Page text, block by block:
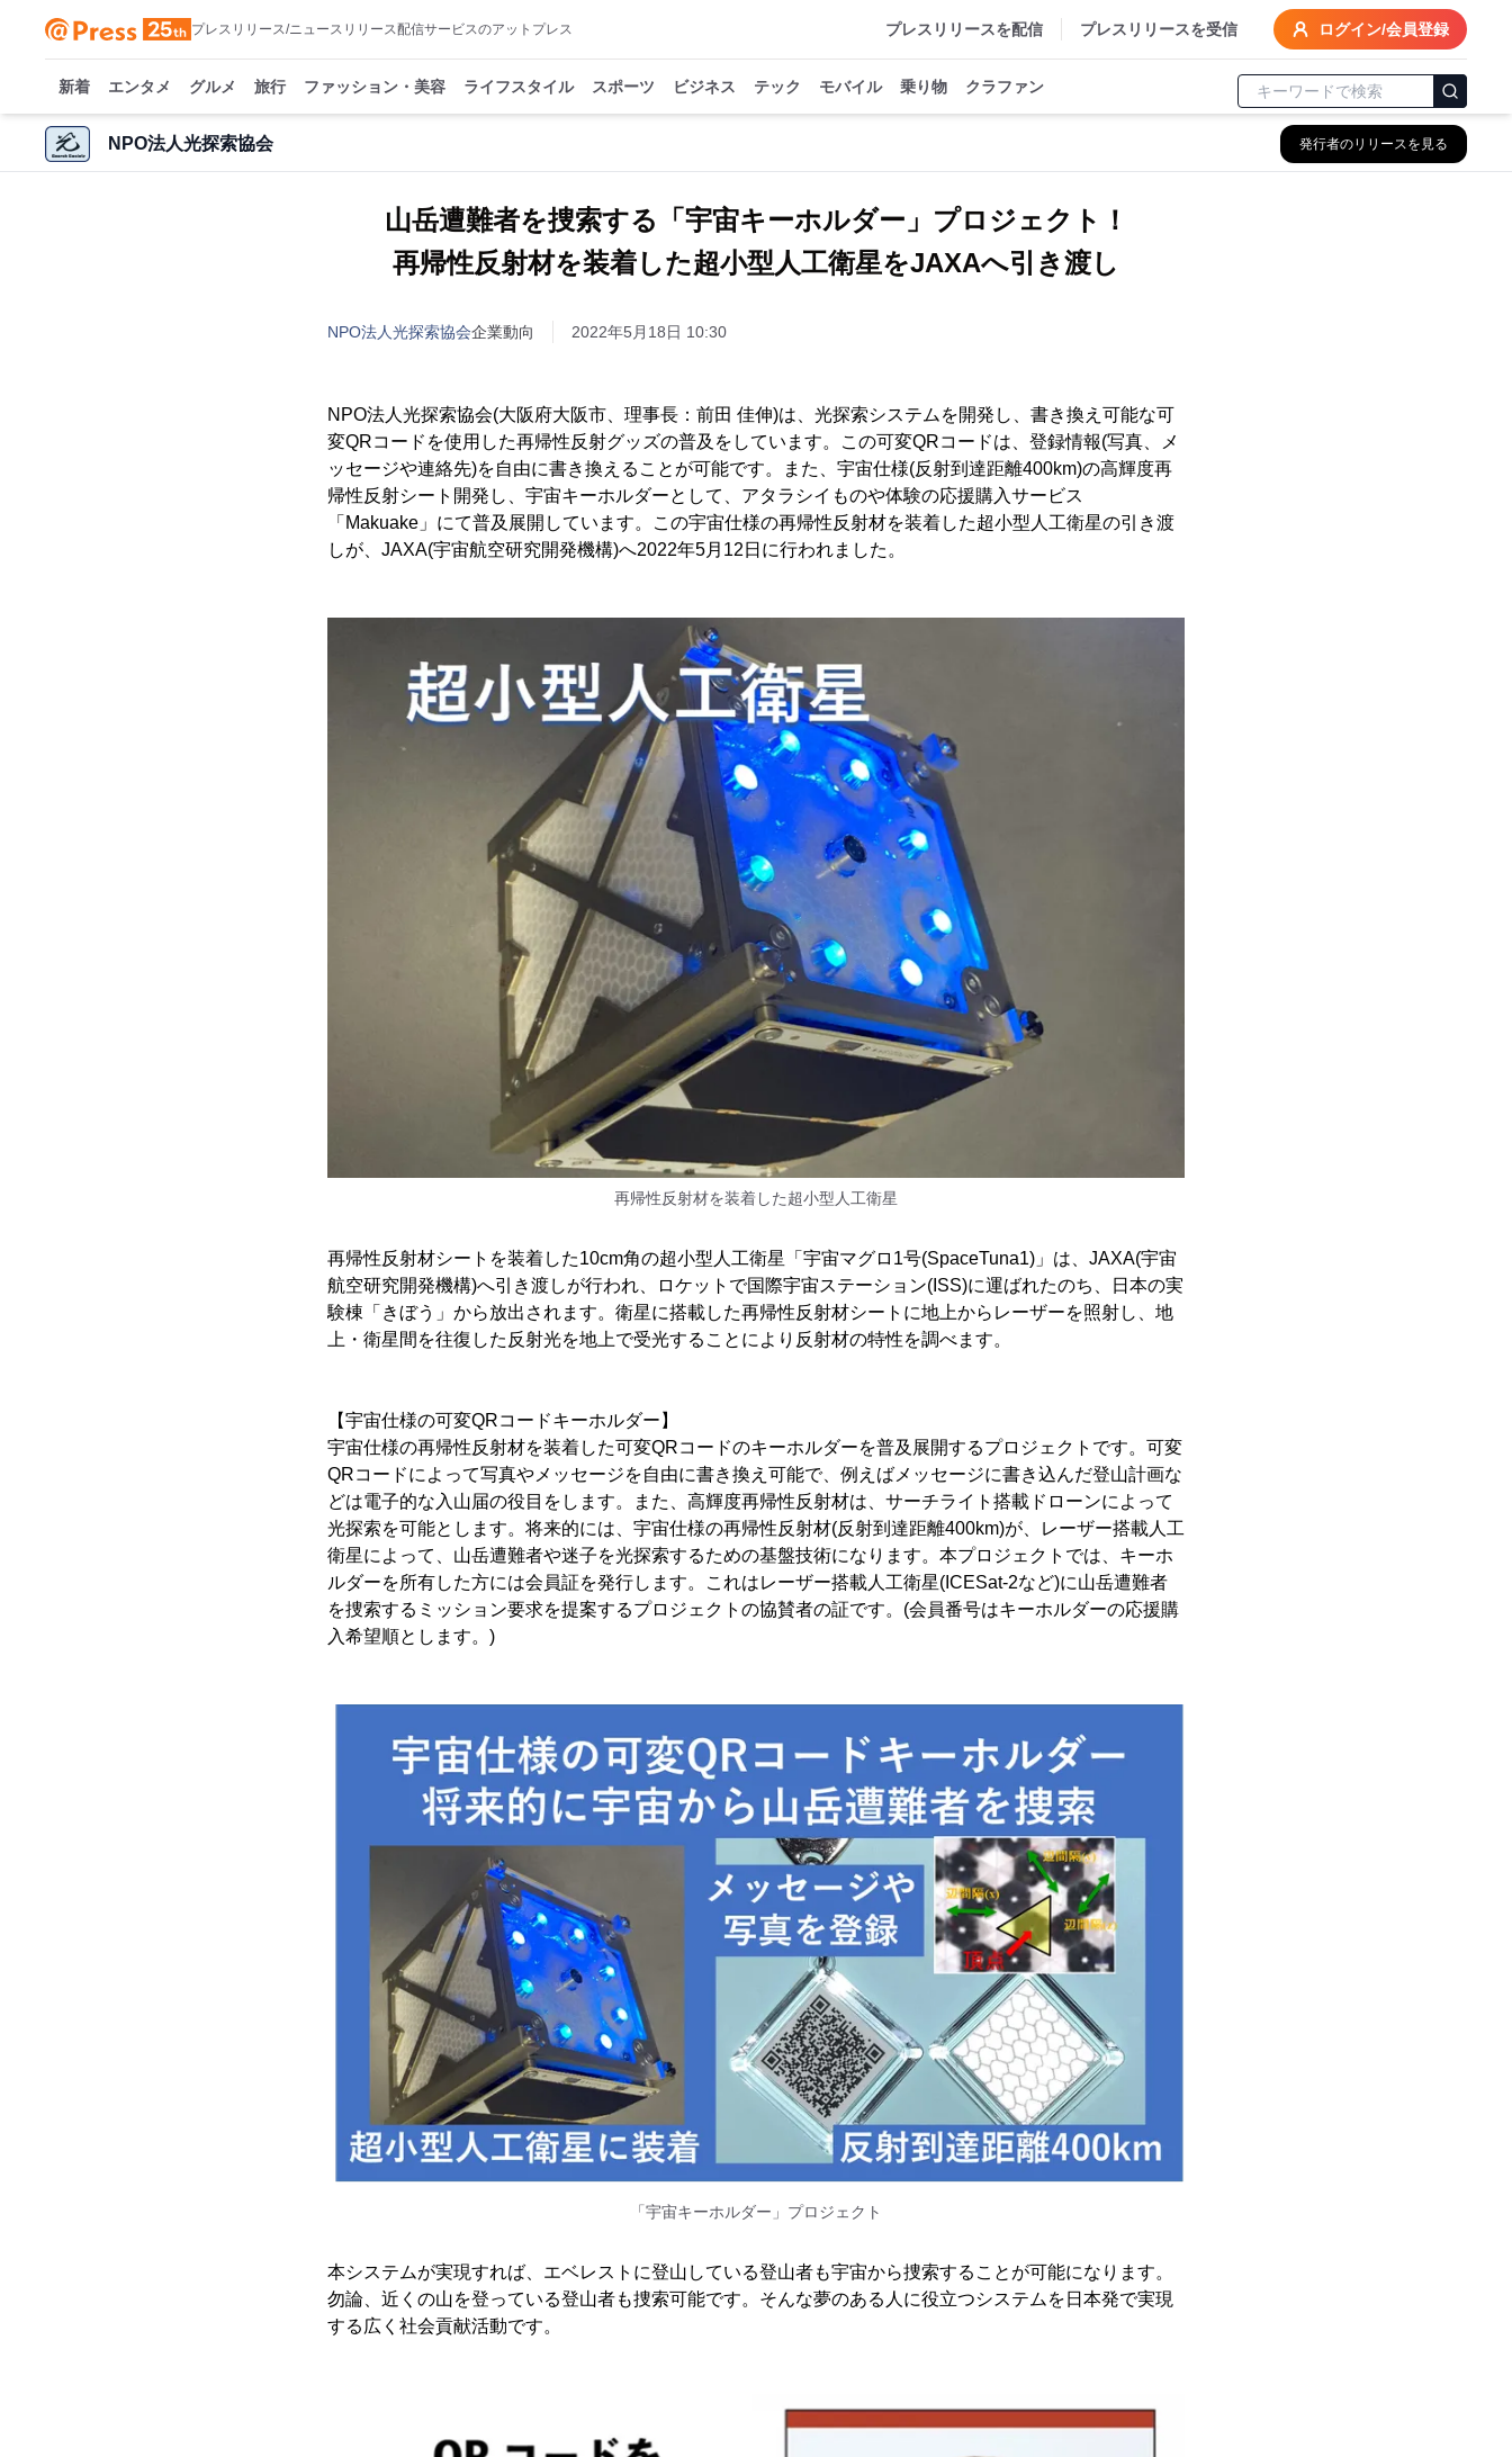
プレスリリース/ニュースリリース配信サービスのアットプレス プレスリリースを配信 プレスリリースを受信 ログイン/会員登録
新着 エンタメ グルメ 旅行 ファッション・美容 ライフスタイル スポーツ ビジネス テック モバイル 乗り物 クラファン
NPO法人光探索協会 発行者のリリースを見る
山岳遭難者を捜索する「宇宙キーホルダー」プロジェクト！
再帰性反射材を装着した超小型人工衛星をJAXAへ引き渡し
NPO法人光探索協会企業動向 2022年5月18日 10:30
NPO法人光探索協会(大阪府大阪市、理事長：前田 佳伸)は、光探索システムを開発し、書き換え可能な可
変QRコードを使用した再帰性反射グッズの普及をしています。この可変QRコードは、登録情報(写真、メ
ッセージや連絡先)を自由に書き換えることが可能です。また、宇宙仕様(反射到達距離400km)の高輝度再
帰性反射シート開発し、宇宙キーホルダーとして、アタラシイものや体験の応援購入サービス
「Makuake」にて普及展開しています。この宇宙仕様の再帰性反射材を装着した超小型人工衛星の引き渡
しが、JAXA(宇宙航空研究開発機構)へ2022年5月12日に行われました。
再帰性反射材を装着した超小型人工衛星
再帰性反射材シートを装着した10cm角の超小型人工衛星「宇宙マグロ1号(SpaceTuna1)」は、JAXA(宇宙
航空研究開発機構)へ引き渡しが行われ、ロケットで国際宇宙ステーション(ISS)に運ばれたのち、日本の実
験棟「きぼう」から放出されます。衛星に搭載した再帰性反射材シートに地上からレーザーを照射し、地
上・衛星間を往復した反射光を地上で受光することにより反射材の特性を調べます。
【宇宙仕様の可変QRコードキーホルダー】
宇宙仕様の再帰性反射材を装着した可変QRコードのキーホルダーを普及展開するプロジェクトです。可変
QRコードによって写真やメッセージを自由に書き換え可能で、例えばメッセージに書き込んだ登山計画な
どは電子的な入山届の役目をします。また、高輝度再帰性反射材は、サーチライト搭載ドローンによって
光探索を可能とします。将来的には、宇宙仕様の再帰性反射材(反射到達距離400km)が、レーザー搭載人工
衛星によって、山岳遭難者や迷子を光探索するための基盤技術になります。本プロジェクトでは、キーホ
ルダーを所有した方には会員証を発行します。これはレーザー搭載人工衛星(ICESat-2など)に山岳遭難者
を捜索するミッション要求を提案するプロジェクトの協賛者の証です。(会員番号はキーホルダーの応援購
入希望順とします。)
「宇宙キーホルダー」プロジェクト
本システムが実現すれば、エベレストに登山している登山者も宇宙から捜索することが可能になります。
勿論、近くの山を登っている登山者も捜索可能です。そんな夢のある人に役立つシステムを日本発で実現
する広く社会貢献活動です。